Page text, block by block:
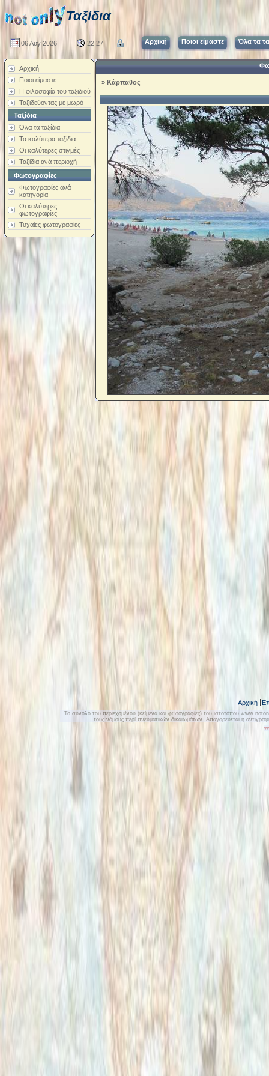
Ταξίδια
06 Αυγ 2026 22:27 Αρχική Ποιοι είμαστε Όλα τα
Αρχική
Ποιοι είμαστε
Η φιλοσοφία του ταξιδιού
Ταξιδεύοντας με μωρό
Ταξίδια
Όλα τα ταξίδια
Τα καλύτερα ταξίδια
Οι καλύτερες στιγμές
Ταξίδια ανά περιοχή
Φωτογραφίες
Φωτογραφίες ανά
κατηγορία
Οι καλύτερες
φωτογραφίες
Τυχαίες φωτογραφίες
» Κάρπαθος
Αρχική
Το σύνολο του περιεχομένου (κείμενα και φωτογραφίες) του ιστοτόπου
τους νόμους περί πνευματικών δικαιωμάτων. Απαγορεύεται η